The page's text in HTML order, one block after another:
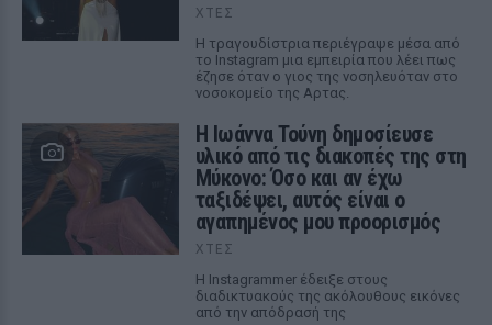
ΧΤΕΣ
Η τραγουδίστρια περιέγραψε μέσα από
το Instagram μια εμπειρία που λέει πως
έζησε όταν ο γιος της νοσηλευόταν στο
νοσοκομείο της Αρτας.
Η Ιωάννα Τούνη δημοσίευσε
υλικό από τις διακοπές της στη
Μύκονο: Όσο και αν έχω
ταξιδέψει, αυτός είναι ο
αγαπημένος μου προορισμός
ΧΤΕΣ
Η Instagrammer έδειξε στους
διαδικτυακούς της ακόλουθους εικόνες
από την απόδρασή της